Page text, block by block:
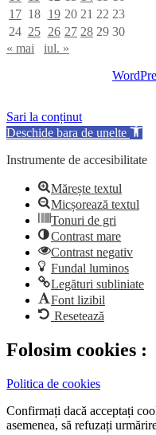
17 18 19 20 21 22 23
24 25 26 27 28 29 30
« mai
iul. »
Sari la conținut
Deschide bara de unelte
Instrumente de accesibilitate
Mărește textul
Micșorează textul
Tonuri de gri
Contrast mare
Contrast negativ
Fundal luminos
Legături subliniate
Font lizibil
Resetează
Folosim cookies :
Politica de cookies
Confirmați dacă acceptați
asemenea, să refuzați